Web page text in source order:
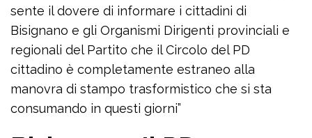
sente il dovere di informare i cittadini di
Bisignano e gli Organismi Dirigenti provinciali e
regionali del Partito che il Circolo del PD
cittadino è completamente estraneo alla
manovra di stampo trasformistico che si sta
consumando in questi giorni”